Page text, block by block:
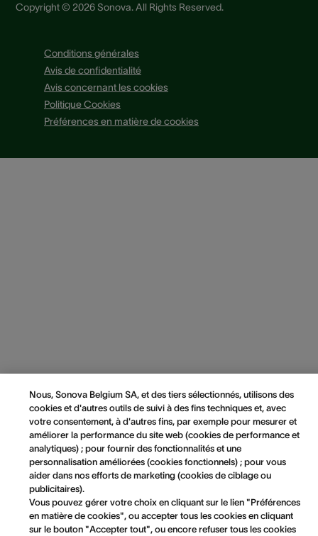
Copyright © 2026 Sonova. All Rights Reserved.
Conditions générales
Avis de confidentialité
Avis concernant les cookies
Politique Cookies
Préférences en matière de cookies
Nous, Sonova Belgium SA, et des tiers sélectionnés, utilisons des
cookies et d'autres outils de suivi à des fins techniques et, avec
votre consentement, à d'autres fins, par exemple pour mesurer et
améliorer la performance du site web (cookies de performance et
analytiques) ; pour fournir des fonctionnalités et une
personnalisation améliorées (cookies fonctionnels) ; pour vous
aider dans nos efforts de marketing (cookies de ciblage ou
publicitaires).
Vous pouvez gérer votre choix en cliquant sur le lien "Préférences
en matière de cookies", ou accepter tous les cookies en cliquant
sur le bouton "Accepter tout", ou encore refuser tous les cookies